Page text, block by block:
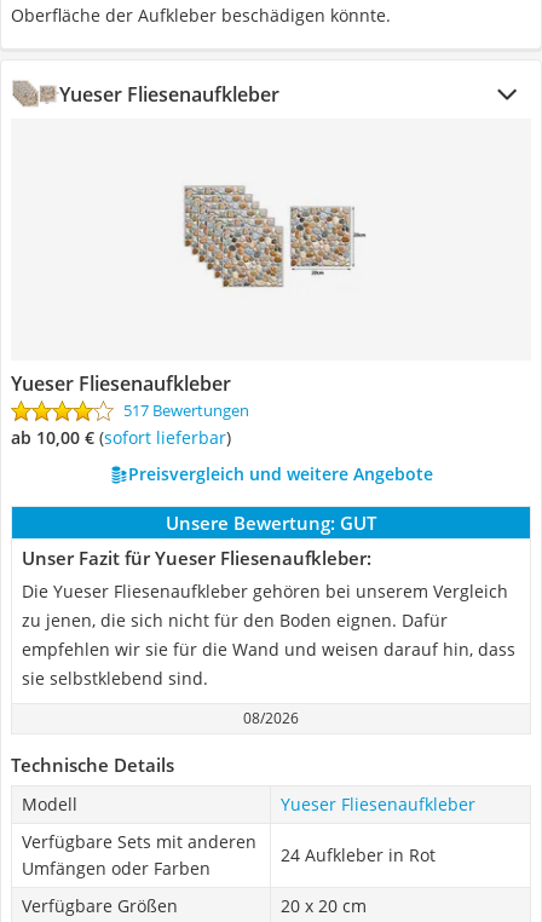
Oberfläche der Aufkleber beschädigen könnte.
Yueser Fliesenaufkleber
Yueser Fliesenaufkleber
517 Bewertungen
ab 10,00 € ( Sofort lieferbar)
Preisvergleich und weitere Angebote
Unsere Bewertung: GUT
Unser Fazit für Yueser Fliesenaufkleber:
Die Yueser Fliesenaufkleber gehören bei unserem Vergleich
zu jenen, die sich nicht für den Boden eignen. Dafür
empfehlen wir sie für die Wand und weisen darauf hin, dass
sie selbstklebend sind.
08/2026
Technische Details
Modell
Yueser Fliesenaufkleber
Verfügbare Sets mit anderen
Umfängen oder Farben
24 Aufkleber in Rot
Verfügbare Größen 20 x 20 cm